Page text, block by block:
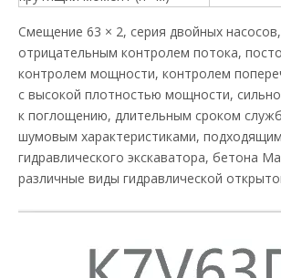
Смещение 63 × 2, серия двойных
отрицательным контролем потока,
контролем мощности, контролем
с высокой плотностью мощности,
к поглощению, длительным сроком
шумовым характеристиками,
гидравлического экскаватора, бетона
различные виды гидравлической